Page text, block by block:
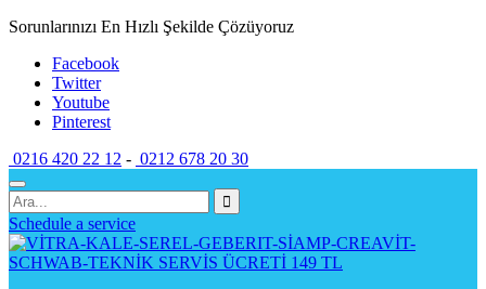
Sorunlarınızı En Hızlı Şekilde Çözüyoruz
Facebook
Twitter
Youtube
Pinterest
0216 420 22 12 - 0212 678 20 30
Schedule a service